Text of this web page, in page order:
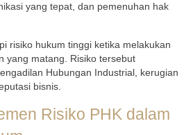
yang tepat, dan pemenuhan hak
risiko hukum tinggi ketika melakukan
yang matang. Risiko tersebut
Hubungan Industrial, kerugian
bisnis.
Risiko PHK dalam